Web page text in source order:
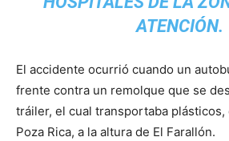
ATENCIÓN.
El accidente ocurrió cuando un
frente contra un remolque que se
tráiler, el cual transportaba plásticos,
Poza Rica, a la altura de El Farallón.